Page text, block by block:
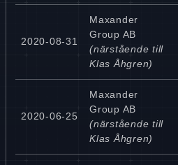
2020-08-31
Maxander
Group AB
(närstående till
Klas Åhgren)
2020-06-25
Maxander
Group AB
(närstående till
Klas Åhgren)